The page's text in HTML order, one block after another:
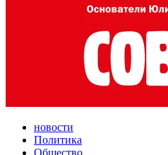
новости
Политика
Общество